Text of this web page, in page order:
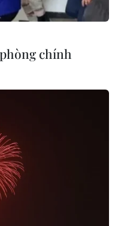
giải trí mừng
Chí Minh tổ chức nhiều hoạt
vụ người dân trong dịp đầu
chính